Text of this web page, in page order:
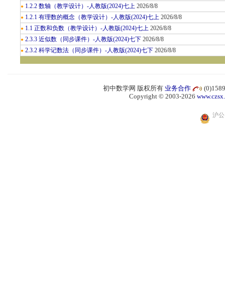
● 1.2.2 数轴（教学设计）-人教版(2024)七上 2026/8/8
● 1.2.1 有理数的概念（教学设计）-人教版(2024)七上 2026/8/8
● 1.1 正数和负数（教学设计）-人教版(2024)七上 2026/8/8
● 2.3.3 近似数（同步课件）-人教版(2024)七下 2026/8/8
● 2.3.2 科学记数法（同步课件）-人教版(2024)七下 2026/8/8
初中数学网 版权所有 业务合作
Copyright © 2003-2026
沪公